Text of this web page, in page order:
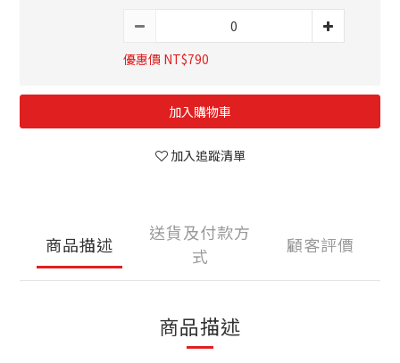
優惠價 NT$790
加入購物車
加入追蹤清單
商品描述
送貨及付款方
式
顧客評價
商品描述